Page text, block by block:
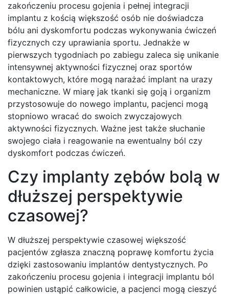
zakończeniu procesu gojenia i pełnej integracji
implantu z kością większość osób nie doświadcza
bólu ani dyskomfortu podczas wykonywania ćwiczeń
fizycznych czy uprawiania sportu. Jednakże w
pierwszych tygodniach po zabiegu zaleca się unikanie
intensywnej aktywności fizycznej oraz sportów
kontaktowych, które mogą narażać implant na urazy
mechaniczne. W miarę jak tkanki się goją i organizm
przystosowuje do nowego implantu, pacjenci mogą
stopniowo wracać do swoich zwyczajowych
aktywności fizycznych. Ważne jest także słuchanie
swojego ciała i reagowanie na ewentualny ból czy
dyskomfort podczas ćwiczeń.
Czy implanty zębów bolą w
dłuższej perspektywie
czasowej?
W dłuższej perspektywie czasowej większość
pacjentów zgłasza znaczną poprawę komfortu życia
dzięki zastosowaniu implantów dentystycznych. Po
zakończeniu procesu gojenia i integracji implantu ból
powinien ustąpić całkowicie, a pacjenci mogą cieszyć